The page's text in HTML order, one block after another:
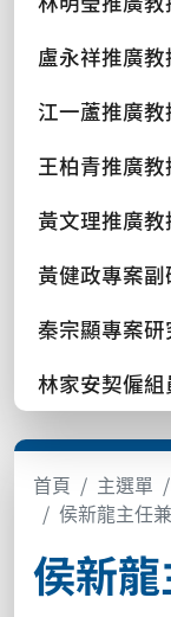
盧永祥推廣教
江一蘆推廣教
王柏青推廣教
黃文理推廣教
黃健政專案副
秦宗顯專案研
林家安契僱組
首頁 主選單
侯新龍主任
侯新